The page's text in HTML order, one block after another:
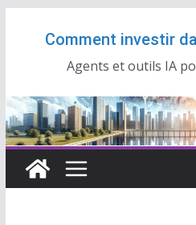
Comment investir
Agents et outils IA